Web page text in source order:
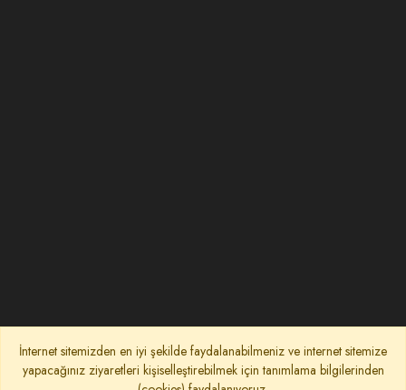
İnternet sitemizden en iyi şekilde faydalanabilmeniz ve internet sitemize
yapacağınız ziyaretleri kişiselleştirebilmek için tanımlama bilgilerinden